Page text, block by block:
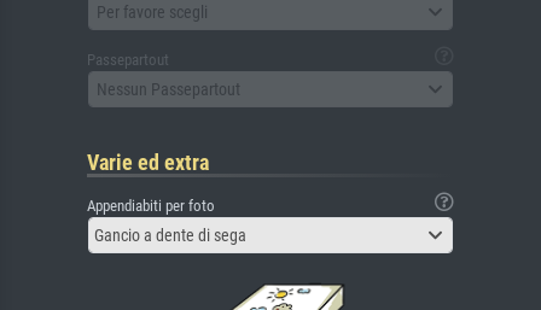
Per favore scegli
Passepartout
Nessun Passepartout
Varie ed extra
Appendiabiti per foto
Gancio a dente di sega